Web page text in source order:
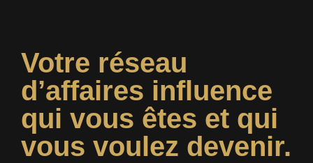
Votre réseau
d’affaires influence
qui vous êtes et qui
vous voulez devenir.